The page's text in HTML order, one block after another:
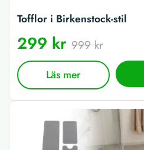
Tofflor i Birkenstock-stil
299 kr 999 kr
Läs mer